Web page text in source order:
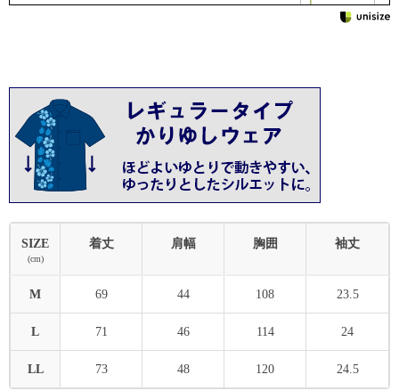
SIZE
(cm)
着丈 肩幅 胸囲 袖丈
M 69 44 108 23.5
L 71 46 114 24
LL 73 48 120 24.5